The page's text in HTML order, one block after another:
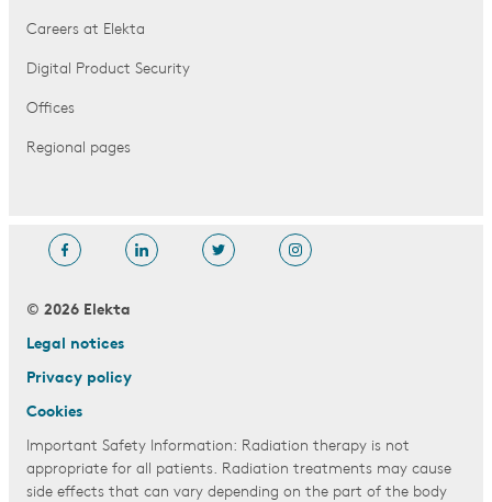
Careers at Elekta
Digital Product Security
Offices
Regional pages
© 2026 Elekta
Legal notices
Privacy policy
Cookies
Important Safety Information: Radiation therapy is not
appropriate for all patients. Radiation treatments may cause
side effects that can vary depending on the part of the body